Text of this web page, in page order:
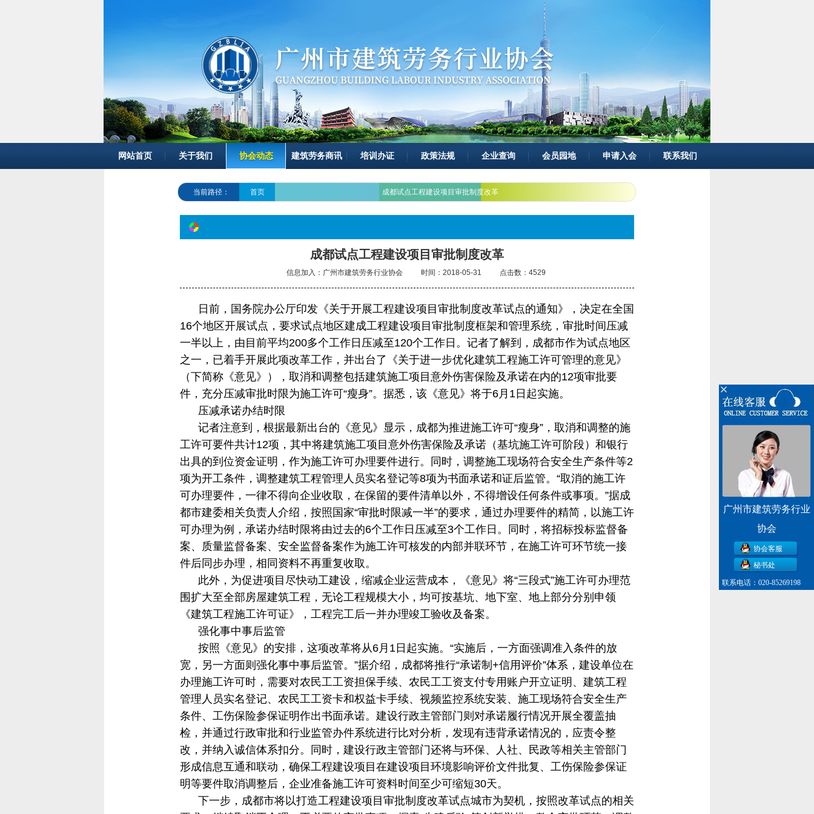
网站首页 关于我们 协会动态 建筑劳务商讯 培训办证 政策法规 企业查询 会员园地 申请入会 联系我们
当前路径： 首页 成都试点工程建设项目审批制度改革
成都试点工程建设项目审批制度改革
信息加入：广州市建筑劳务行业协会 时间：2018-05-31 点击数：4529
日前，国务院办公厅印发《关于开展工程建设项目审批制度改革试点的通知》，决定在全国
16个地区开展试点，要求试点地区建成工程建设项目审批制度框架和管理系统，审批时间压减
一半以上，由目前平均200多个工作日压减至120个工作日。记者了解到，成都市作为试点地区
之一，已着手开展此项改革工作，并出台了《关于进一步优化建筑工程施工许可管理的意见》
（下简称《意见》），取消和调整包括建筑施工项目意外伤害保险及承诺在内的12项审批要
件，充分压减审批时限为施工许可“瘦身”。据悉，该《意见》将于6月1日起实施。
压减承诺办结时限
记者注意到，根据最新出台的《意见》显示，成都为推进施工许可“瘦身”，取消和调整的施
工许可要件共计12项，其中将建筑施工项目意外伤害保险及承诺（基坑施工许可阶段）和银行
出具的到位资金证明，作为施工许可办理要件进行。同时，调整施工现场符合安全生产条件等2
项为开工条件，调整建筑工程管理人员实名登记等8项为书面承诺和证后监管。“取消的施工许
可办理要件，一律不得向企业收取，在保留的要件清单以外，不得增设任何条件或事项。”据成
都市建委相关负责人介绍，按照国家“审批时限减一半”的要求，通过办理要件的精简，以施工许
可办理为例，承诺办结时限将由过去的6个工作日压减至3个工作日。同时，将招标投标监督备
案、质量监督备案、安全监督备案作为施工许可核发的内部并联环节，在施工许可环节统一接
件后同步办理，相同资料不再重复收取。
此外，为促进项目尽快动工建设，缩减企业运营成本，《意见》将“三段式”施工许可办理范
围扩大至全部房屋建筑工程，无论工程规模大小，均可按基坑、地下室、地上部分分别申领
《建筑工程施工许可证》，工程完工后一并办理竣工验收及备案。
强化事中事后监管
按照《意见》的安排，这项改革将从6月1日起实施。“实施后，一方面强调准入条件的放
宽，另一方面则强化事中事后监管。”据介绍，成都将推行“承诺制+信用评价”体系，建设单位在
办理施工许可时，需要对农民工工资担保手续、农民工工资支付专用账户开立证明、建筑工程
管理人员实名登记、农民工工资卡和权益卡手续、视频监控系统安装、施工现场符合安全生产
条件、工伤保险参保证明作出书面承诺。建设行政主管部门则对承诺履行情况开展全覆盖抽
检，并通过行政审批和行业监管办件系统进行比对分析，发现有违背承诺情况的，应责令整
改，并纳入诚信体系扣分。同时，建设行政主管部门还将与环保、人社、民政等相关主管部门
形成信息互通和联动，确保工程建设项目在建设项目环境影响评价文件批复、工伤保险参保证
明等要件取消调整后，企业准备施工许可资料时间至少可缩短30天。
下一步，成都市将以打造工程建设项目审批制度改革试点城市为契机，按照改革试点的相关
广州市建筑劳务行业
协会
协会客服
秘书处
联系电话：020-85269198